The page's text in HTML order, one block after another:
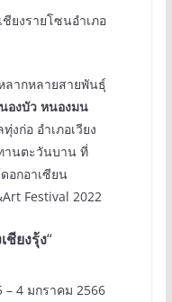
ยงรายโซนอำเภอ
ากหลายสายพันธุ์
องบัว หนองมน
งก่อ อำเภอเวียง
านตะวันบาน ที่
อกอาเซียน
Festival 2022
ชียงรุ้ง“
4 มกราคม 2566